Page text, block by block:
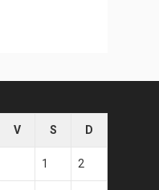
V S D
1 2